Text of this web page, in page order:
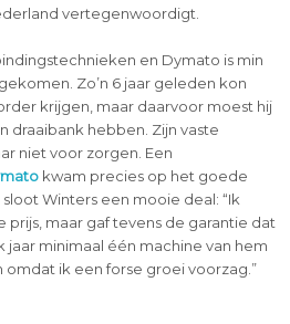
vertegenwoordigt.
en Dymato is min
Zo’n 6 jaar geleden kon
krijgen, maar daarvoor moest hij
draaibank hebben. Zijn vaste
niet voor zorgen. Een
kwam precies op het goede
Winters een mooie deal: “Ik
maar gaf tevens de garantie dat
jaar minimaal één machine van hem
ik een forse groei voorzag.”